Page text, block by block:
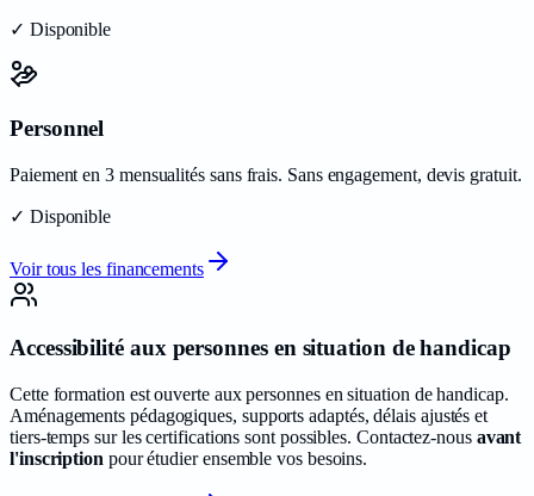
✓ Disponible
Personnel
Paiement en 3 mensualités sans frais. Sans engagement, devis gratuit.
✓ Disponible
Voir tous les financements
Accessibilité aux personnes en situation de handicap
Cette formation est ouverte aux personnes en situation de handicap.
Aménagements pédagogiques, supports adaptés, délais ajustés et
tiers-temps sur les certifications sont possibles. Contactez-nous avant
l'inscription pour étudier ensemble vos besoins.